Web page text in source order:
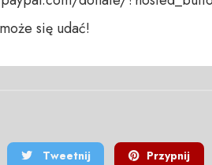
się udać!
Tweetnij Przypnij